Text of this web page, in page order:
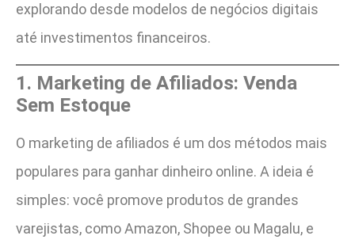
explorando desde modelos de negócios digitais
até investimentos financeiros.
1. Marketing de Afiliados: Venda
Sem Estoque
O marketing de afiliados é um dos métodos mais
populares para ganhar dinheiro online. A ideia é
simples: você promove produtos de grandes
varejistas, como Amazon, Shopee ou Magalu, e